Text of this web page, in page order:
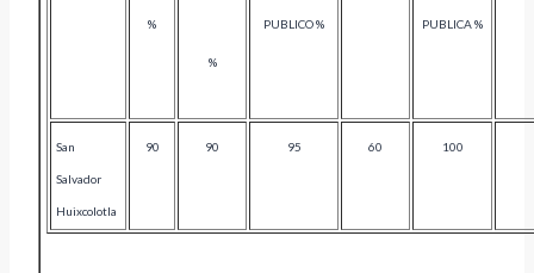
%
%
PUBLICO % PUBLICA %
San
Salvador
Huixcolotla
90 90 95 60 100